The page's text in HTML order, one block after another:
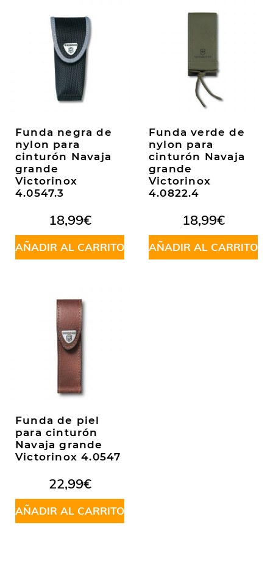
Funda negra de
nylon para
cinturón Navaja
grande
Victorinox
4.0547.3
18,99€
AÑADIR AL CARRITO
Funda verde de
nylon para
cinturón Navaja
grande
Victorinox
4.0822.4
18,99€
AÑADIR AL CARRITO
Funda de piel
para cinturón
Navaja grande
Victorinox 4.0547
22,99€
AÑADIR AL CARRITO